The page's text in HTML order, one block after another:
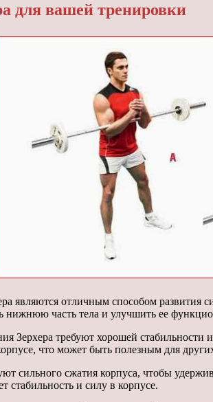
для вашей тренировки
являются отличным способом
нижнюю часть тела и улучшить ее
Зерхера требуют хорошей стабильности
что может быть полезным для
сильного сжатия корпуса, чтобы
и силу в корпусе.